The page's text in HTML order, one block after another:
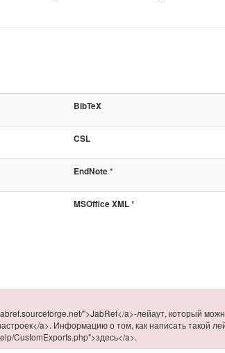
BibTeX
CSL
EndNote*
MSOffice XML*
">JabRef</a>-лейаут, который
a>. Информацию о том, как написать такой
CustomExports.php">здесь</a>.